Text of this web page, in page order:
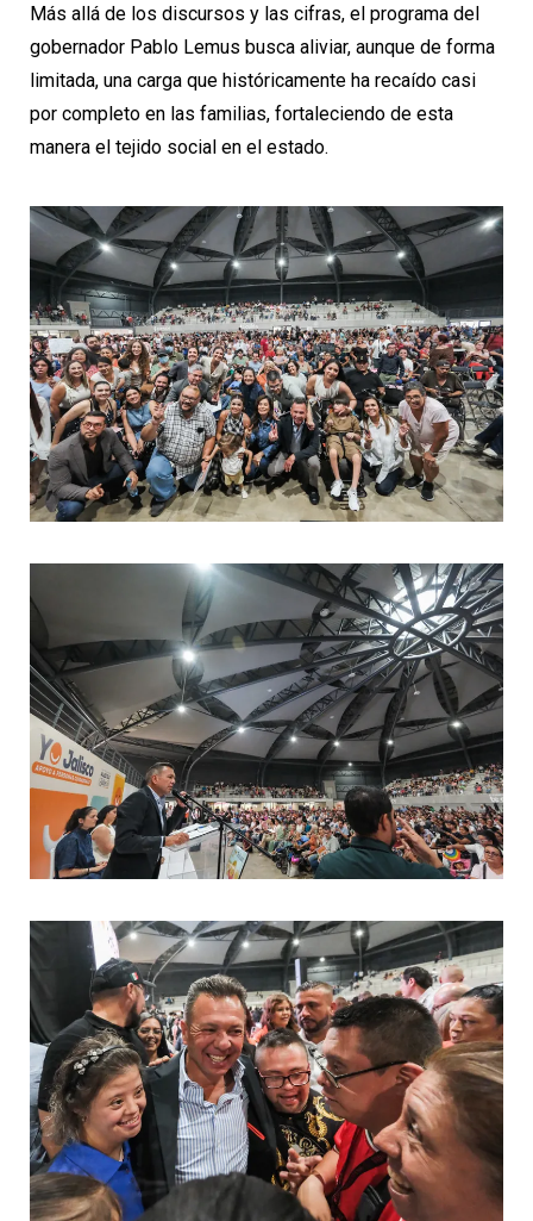
Más allá de los discursos y las cifras, el programa del
gobernador Pablo Lemus busca aliviar, aunque de forma
limitada, una carga que históricamente ha recaído casi
por completo en las familias, fortaleciendo de esta
manera el tejido social en el estado.